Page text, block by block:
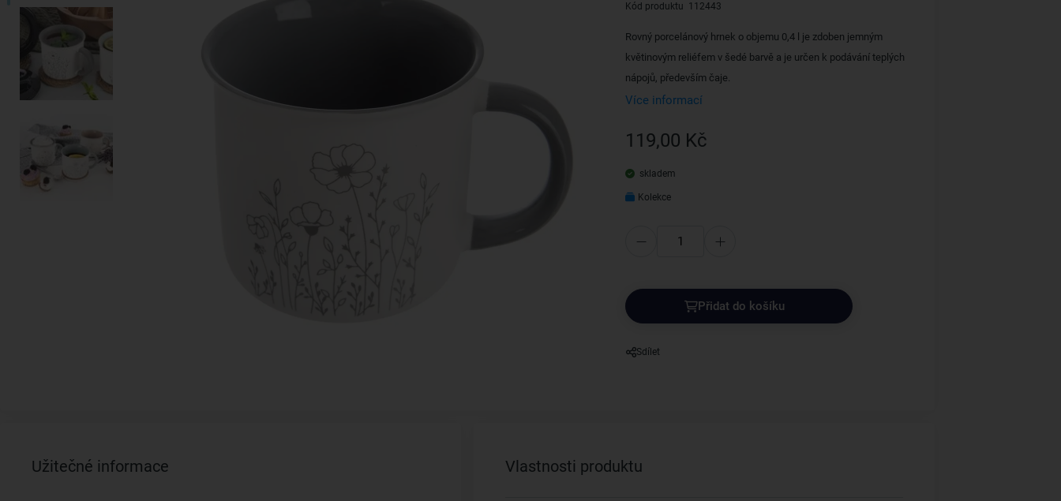
Kód produktu 112443
Rovný porcelánový hrnek o objemu 0,4 l je zdoben jemným
květinovým reliéfem v šedé barvě a je určen k podávání teplých
nápojů, především čaje.
Více informací
119,00 Kč
skladem
Kolekce
Přidat do košíku
Sdílet
Užitečné informace Vlastnosti produktu